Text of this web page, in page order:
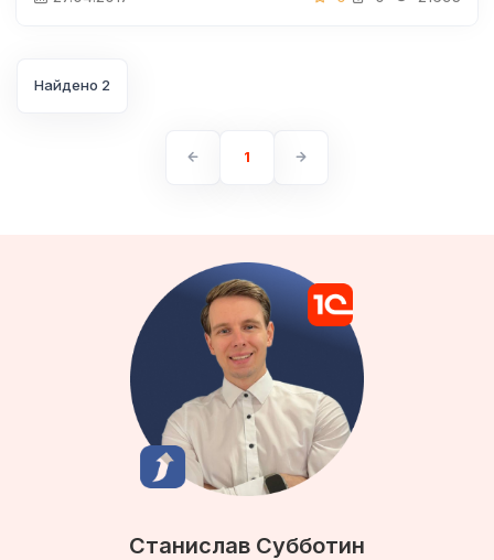
Найдено 2
1
Станислав Субботин